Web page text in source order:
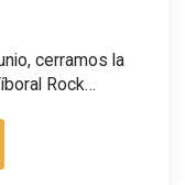
cerramos la
Rock…